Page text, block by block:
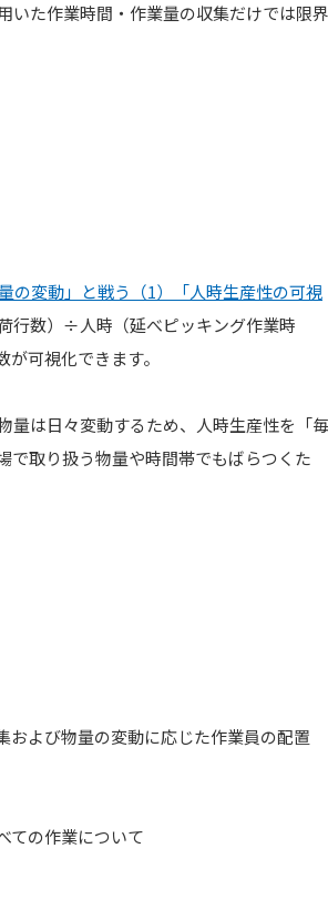
いた作業時間・作業量の収集だけでは限界
量の変動」と戦う（1）「人時生産性の可視
行数）÷人時（延べピッキング作業時
可視化できます。
量は日々変動するため、人時生産性を「毎
で取り扱う物量や時間帯でもばらつくた
および物量の変動に応じた作業員の配置
ての作業について